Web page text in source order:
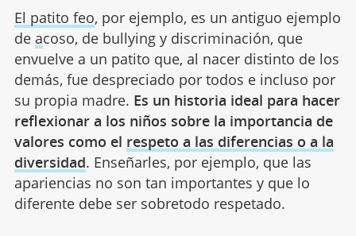
El patito feo, por ejemplo, es un antiguo ejemplo
de acoso, de bullying y discriminación, que
envuelve a un patito que, al nacer distinto de los
demás, fue despreciado por todos e incluso por
su propia madre. Es un historia ideal para hacer
reflexionar a los niños sobre la importancia de
valores como el respeto a las diferencias o a la
diversidad. Enseñarles, por ejemplo, que las
apariencias no son tan importantes y que lo
diferente debe ser sobretodo respetado.